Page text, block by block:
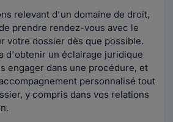
relevant d'un domaine de droit,
prendre rendez-vous avec le
votre dossier dès que possible.
d'obtenir un éclairage juridique
engager dans une procédure, et
personnalisé tout
y compris dans vos relations